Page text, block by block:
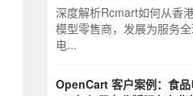
深度解析Rcmart如何从香
模型零售商，发展为服务
电...
OpenCart 客户案例：食品